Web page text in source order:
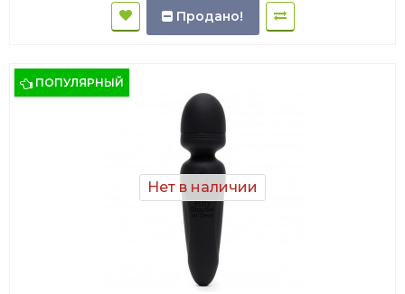
Продано!
ПОПУЛЯРНЫЙ
Нет в наличии